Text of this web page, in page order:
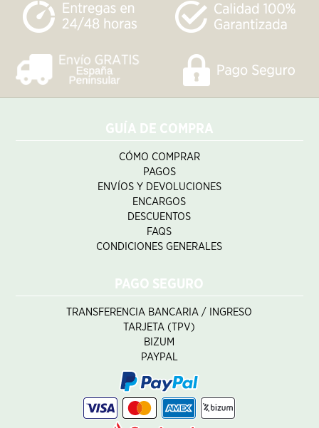
GUÍA DE COMPRA
CÓMO COMPRAR
PAGOS
ENVÍOS Y DEVOLUCIONES
ENCARGOS
DESCUENTOS
FAQS
CONDICIONES GENERALES
PAGO SEGURO
TRANSFERENCIA BANCARIA / INGRESO
TARJETA (TPV)
BIZUM
PAYPAL